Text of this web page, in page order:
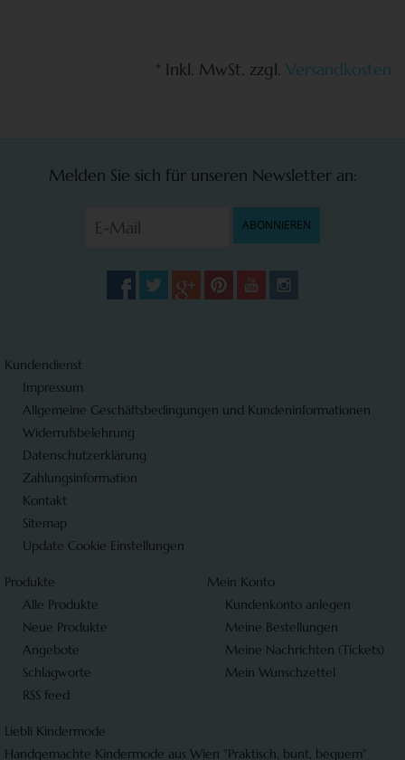
* Inkl. MwSt. zzgl. Versandkosten
Melden Sie sich für unseren Newsletter an:
ABONNIEREN
Kundendienst
Impressum
Allgemeine Geschäftsbedingungen und Kundeninformationen
Widerrufsbelehrung
Datenschutzerklärung
Zahlungsinformation
Kontakt
Sitemap
Update Cookie Einstellungen
Produkte
Alle Produkte
Neue Produkte
Angebote
Schlagworte
RSS feed
Mein Konto
Kundenkonto anlegen
Meine Bestellungen
Meine Nachrichten (Tickets)
Mein Wunschzettel
Liebli Kindermode
Handgemachte Kindermode aus Wien "Praktisch, bunt, bequem"